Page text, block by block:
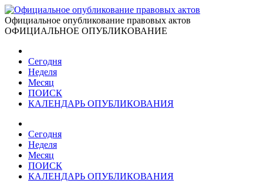
Официальное опубликование правовых актов
ОФИЦИАЛЬНОЕ ОПУБЛИКОВАНИЕ
Сегодня
Неделя
Месяц
ПОИСК
КАЛЕНДАРЬ ОПУБЛИКОВАНИЯ
Сегодня
Неделя
Месяц
ПОИСК
КАЛЕНДАРЬ ОПУБЛИКОВАНИЯ